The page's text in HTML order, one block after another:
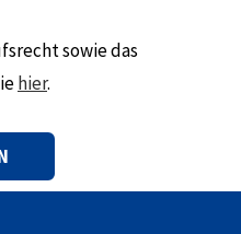
sowie das
hier.